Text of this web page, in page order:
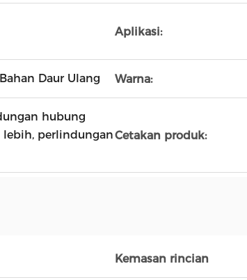
Aplikasi:
Daur Ulang Warna:
hubung
perlindunganCetakan produk:
Kemasan rincian